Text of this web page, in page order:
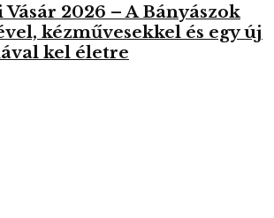
Vásár 2026 – A Bányászok
kézművesekkel és egy új
kel életre